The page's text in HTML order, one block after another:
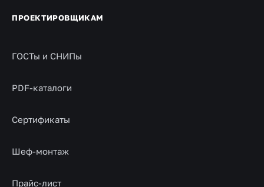
ПРОЕКТИРОВЩИКАМ
ГОСТы и СНИПы
PDF-каталоги
Сертификаты
Шеф-монтаж
Прайс-лист